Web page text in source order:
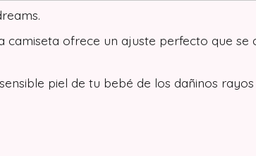
camiseta ofrece un ajuste perfecto que
piel de tu bebé de los dañinos